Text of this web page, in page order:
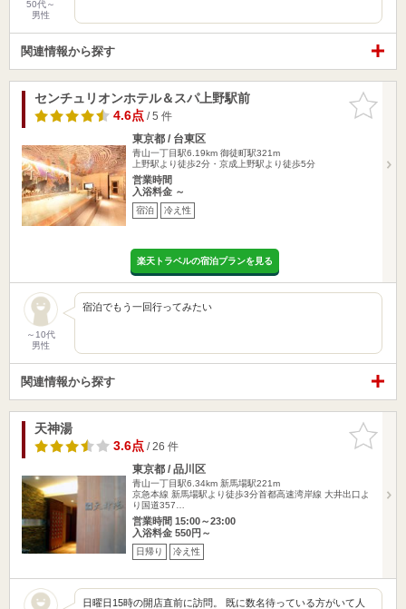
50代～
男性
関連情報から探す
お気に入
りに追加
センチュリオンホテル＆スパ上野駅前
4.6点/ 5 件
東京都 / 台東区
青山一丁目駅6.19km 御徒町駅321m
上野駅より徒歩2分・京成上野駅より徒歩5分
営業時間
入浴料金 ～
宿泊 冷え性
楽天トラベルの宿泊プランを見る
～10代
男性
宿泊でもう一回行ってみたい
関連情報から探す
お気に入
りに追加
天神湯
3.6点/ 26 件
東京都 / 品川区
青山一丁目駅6.34km 新馬場駅221m
京急本線 新馬場駅より徒歩3分首都高速湾岸線 大井出口よ
り国道357…
営業時間 15:00～23:00
入浴料金 550円～
日帰り 冷え性
日曜日15時の開店直前に訪問。 既に数名待っている方がいて人